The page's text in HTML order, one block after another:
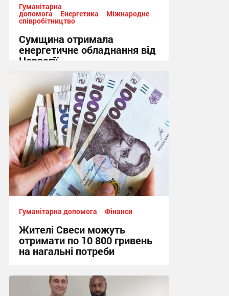
Гуманітарна
допомога Енергетика Міжнародне
співробітництво
Сумщина отримала
енергетичне обладнання від
Норвегії
13:50, 7.08.2026
Гуманітарна допомога Фінанси
Жителі Свеси можуть
отримати по 10 800 гривень
на нагальні потреби
14:30, 6.08.2026